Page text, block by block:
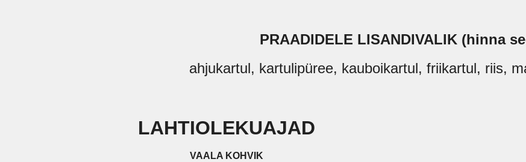
PRAADIDELE LISANDIVALIK (hinna
ahjukartul, kartulipüree, kauboikartul, friikartul, riis,
LAHTIOLEKUAJAD
VAALA KOHVIK